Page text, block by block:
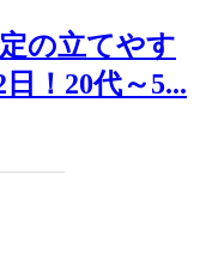
の立てやす
！20代～5...